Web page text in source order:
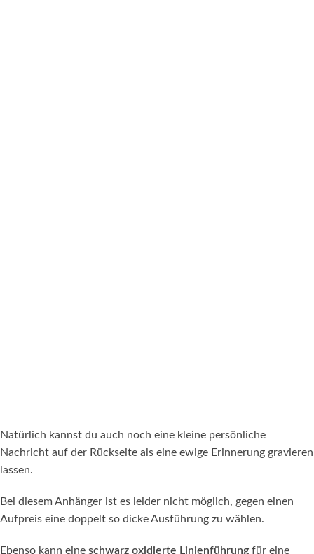
Natürlich kannst du auch noch eine kleine persönliche
Nachricht auf der Rückseite als eine ewige Erinnerung gravieren
lassen.
Bei diesem Anhänger ist es leider nicht möglich, gegen einen
Aufpreis eine doppelt so dicke Ausführung zu wählen.
Ebenso kann eine schwarz oxidierte Linienführung für eine